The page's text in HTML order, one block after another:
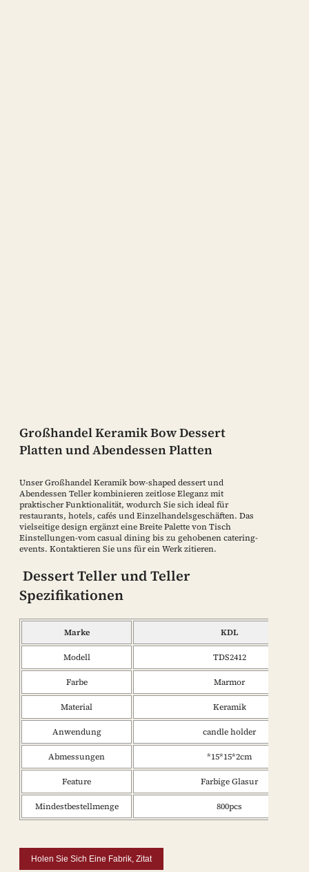
Großhandel Keramik Bow Dessert
Platten und Abendessen Platten
Unser Großhandel Keramik bow-shaped dessert und
Abendessen Teller kombinieren zeitlose Eleganz mit
praktischer Funktionalität, wodurch Sie sich ideal für
restaurants, hotels, cafés und Einzelhandelsgeschäften. Das
vielseitige design ergänzt eine Breite Palette von Tisch
Einstellungen-vom casual dining bis zu gehobenen catering-
events. Kontaktieren Sie uns für ein Werk zitieren.
Dessert Teller und Teller
Spezifikationen
Marke KDL
Modell TDS2412
Farbe Marmor
Material Keramik
Anwendung candle holder
Abmessungen *15*15*2cm
Feature Farbige Glasur
Mindestbestellmenge 800pcs
Holen Sie Sich Eine Fabrik, Zitat